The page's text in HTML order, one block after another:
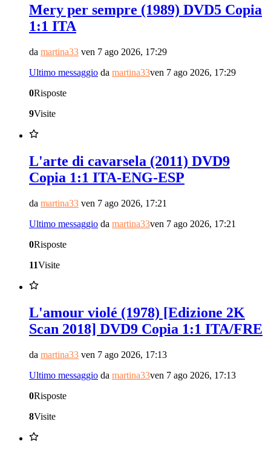
Mery per sempre (1989) DVD5 Copia
1:1 ITA
da martina33 ven 7 ago 2026, 17:29
Ultimo messaggio da martina33ven 7 ago 2026, 17:29
0Risposte
9Visite
L'arte di cavarsela (2011) DVD9
Copia 1:1 ITA-ENG-ESP
da martina33 ven 7 ago 2026, 17:21
Ultimo messaggio da martina33ven 7 ago 2026, 17:21
0Risposte
11Visite
L'amour violé (1978) [Edizione 2K
Scan 2018] DVD9 Copia 1:1 ITA/FRE
da martina33 ven 7 ago 2026, 17:13
Ultimo messaggio da martina33ven 7 ago 2026, 17:13
0Risposte
8Visite